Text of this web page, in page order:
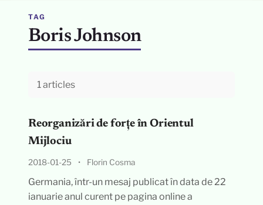
TAG
Boris Johnson
1 articles
Reorganizări de forțe în Orientul
Mijlociu
2018-01-25 • Florin Cosma
Germania, într-un mesaj publicat în data de 22
ianuarie anul curent pe pagina online a